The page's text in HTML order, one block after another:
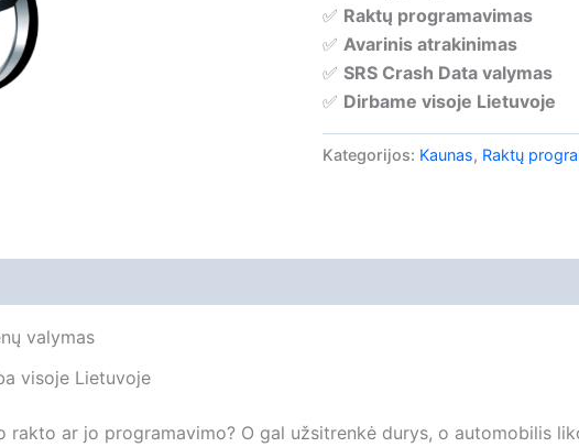
✅ Raktų programavimas
✅ Avarinis atrakinimas
✅ SRS Crash Data valymas
✅ Dirbame visoje Lietuvoje
Kategorijos: Kaunas, Raktų
valymas
visoje Lietuvoje
rakto ar jo programavimo? O gal užsitrenkė durys, o automobilis